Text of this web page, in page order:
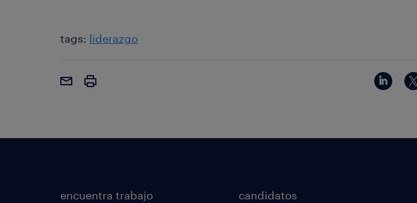
tags: liderazgo
encuentra trabajo candidatos